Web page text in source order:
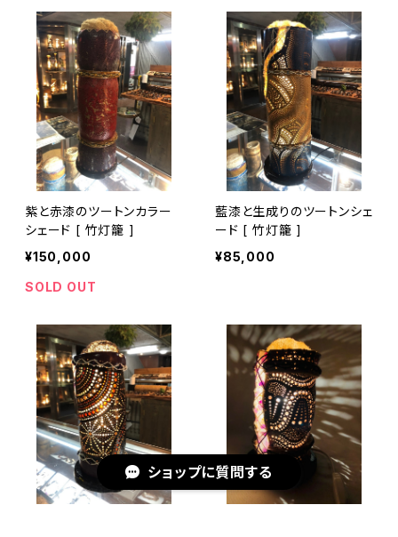
紫と赤漆のツートンカラー
シェード [ 竹灯籠 ]
¥150,000
SOLD OUT
藍漆と生成りのツートンシェ
ード [ 竹灯籠 ]
¥85,000
ショップに質問する